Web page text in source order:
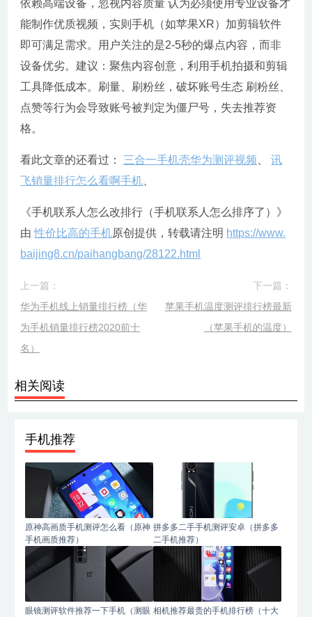
依赖高端设备，忽视内容质量 认为必须使用专业设备才
能制作优质视频，实则手机（如苹果XR）加剪辑软件
即可满足需求。用户关注的是2-5秒的爆点内容，而非
设备优劣。建议：聚焦内容创意，利用手机拍摄和剪辑
工具降低成本。刷量、刷粉丝，破坏账号生态 刷粉丝、
点赞等行为会导致账号被判定为僵尸号，失去推荐资
格。
看此文章的还看过： 三合一手机壳华为测评视频 、讯
飞销量排行怎么看啊手机
《手机联系人怎么改排行（手机联系人怎么排序了）》
由性价比高的手机原创提供，转载请注明 https://www.
baijing8.cn/paihangbang/28122.html
上一篇：
华为手机线上销量排行榜（华
为手机销量排行榜2020前十
名）
下一篇：
苹果手机温度测评排行榜最新
（苹果手机的温度）
相关阅读
手机推荐
原神高画质手机测评怎么看（原神
手机画质推荐）
拼多多二手手机测评安卓（拼多多
二手机推荐）
眼镜测评软件推荐一下手机（测眼 相机推荐最贵的手机排行榜（十大